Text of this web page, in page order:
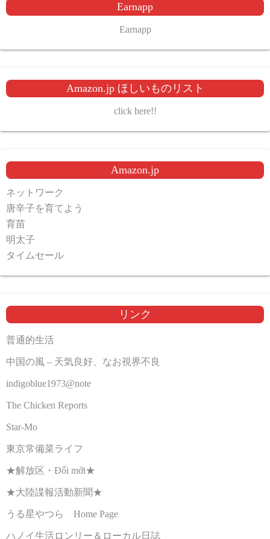
Earnapp
Earnapp
Amazon.jp ほしいものリスト
click here!!
Amazon.jp
ネットワーク
唐辛子を育てよう
育苗
明太子
タイムセール
リンク
普通的生活
中国の風 – 天気良好、なお視界不良
indigoblue1973@note
The Chicken Reports
Star-Mo
東京常備菜ライフ
★解放区・Đổi mới★
★大陸諜報活動新聞★
うる星やつら Home Page
ハノイ生活ロンリー＆ローカル日誌